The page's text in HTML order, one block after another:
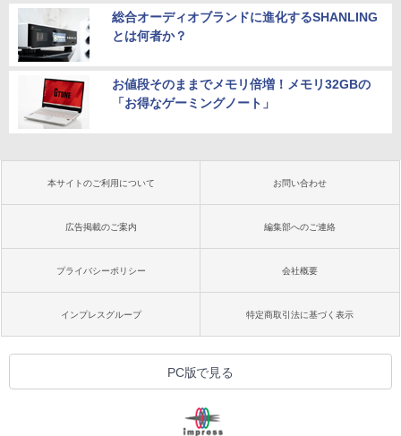
総合オーディオブランドに進化するSHANLING
とは何者か？
お値段そのままでメモリ倍増！メモリ32GBの
「お得なゲーミングノート」
本サイトのご利用について お問い合わせ
広告掲載のご案内 編集部へのご連絡
プライバシーポリシー 会社概要
インプレスグループ 特定商取引法に基づく表示
PC版で見る